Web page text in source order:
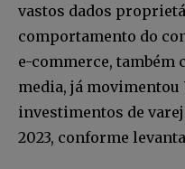
vastos dados
comportamento do
e-commerce, também
media, já movimentou
investimentos de
2023, conforme